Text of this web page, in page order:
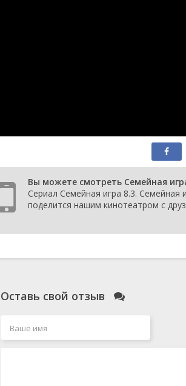
Вы можете смотреть Семейная
Сериал Семейная игра 8.3. Семейная
поделится нашим кинотеатром с
Оставь свой отзыв